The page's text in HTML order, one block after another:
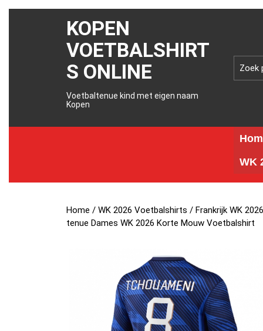
KOPEN
VOETBALSHIRT
S ONLINE
Voetbaltenue kind met eigen naam
Kopen
WK
Home /WK 2026 Voetbalshirts /Frankrijk WK
tenue Dames WK 2026 Korte Mouw Voetbalshirt